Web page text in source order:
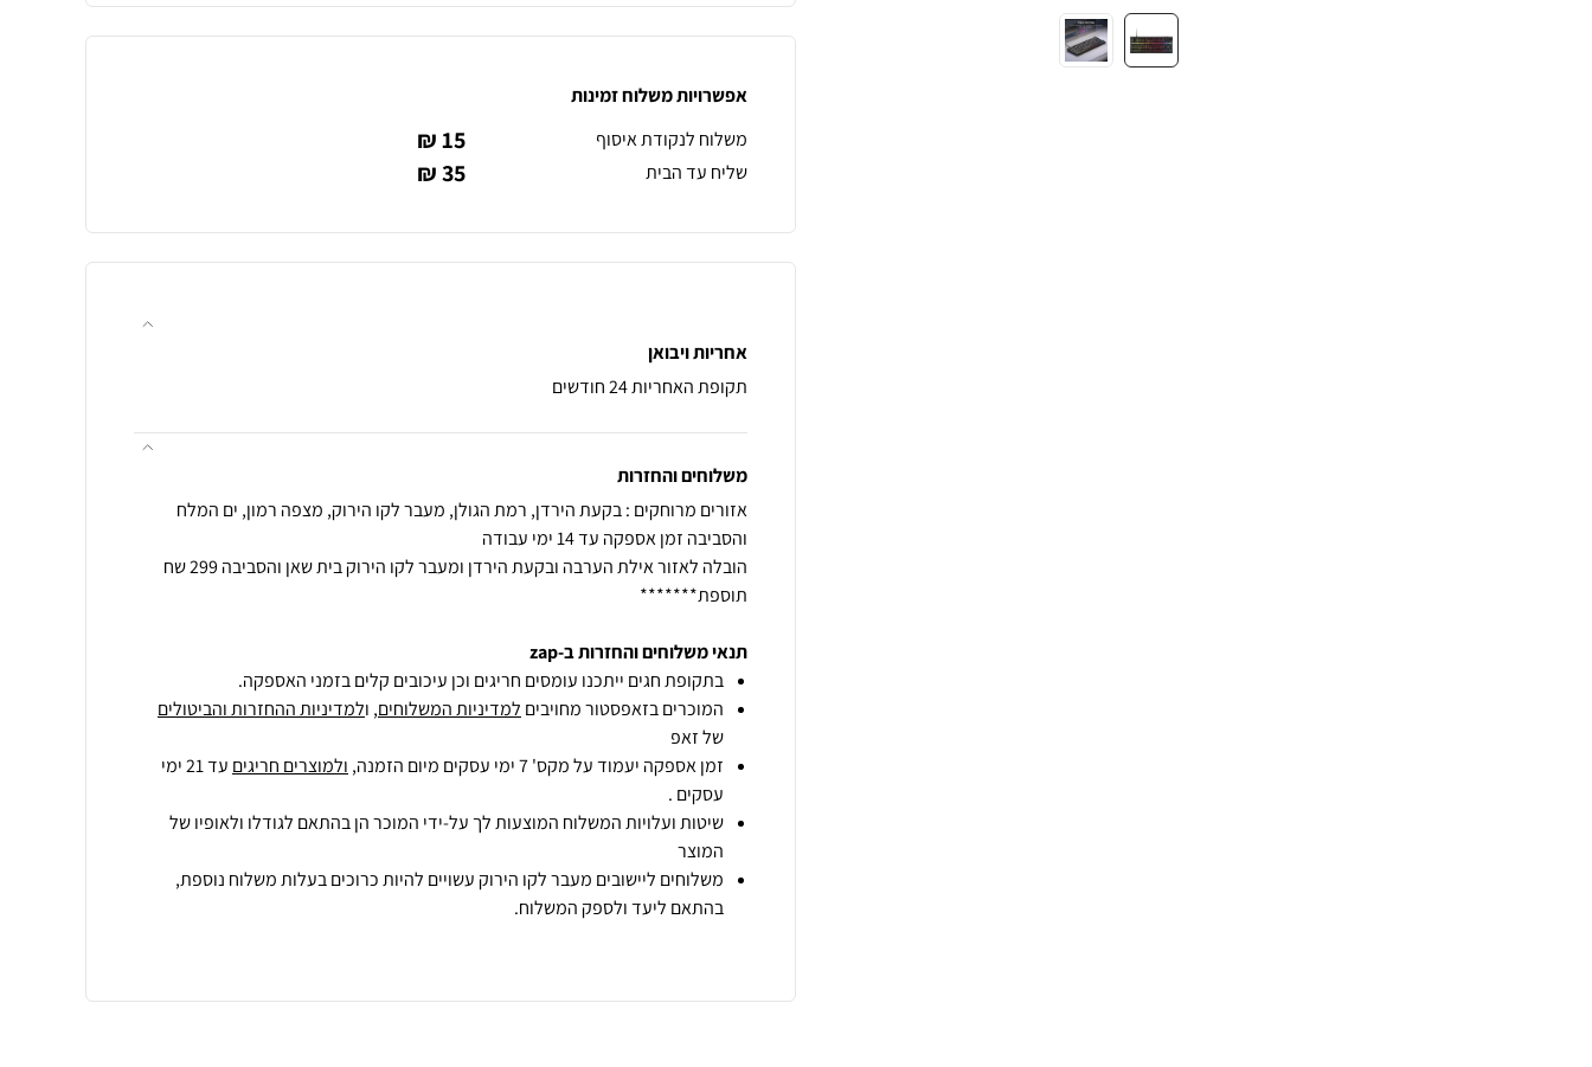
אפשרויות משלוח זמינות
משלוח לנקודת איסוף
15 ₪
שליח עד הבית 35 ₪
אחריות ויבואן
תקופת האחריות 24 חודשים
משלוחים והחזרות
הובלה לאזור אילת הערבה ובקעת הירדן ומעבר לקו הירוק בית שאן והסביבה 299 שח
תוספת*******
תנאי משלוחים והחזרות ב-zap
בתקופת חגים ייתכנו עומסים חריגים וכן עיכובים קלים בזמני האספקה.
המוכרים בזאפסטור מחויבים למדיניות המשלוחים, ולמדיניות ההחזרות והביטולים
של זאפ
זמן אספקה יעמוד על מקס' 7 ימי עסקים מיום הזמנה,
ולמוצרים חריגים
עד 21 ימי
עסקים .
שיטות ועלויות המשלוח המוצעות לך על-ידי המוכר הן בהתאם לגודלו ולאופיו של
המוצר
משלוחים ליישובים מעבר לקו הירוק עשויים להיות כרוכים בעלות משלוח נוספת,
בהתאם ליעד ולספק המשלוח.